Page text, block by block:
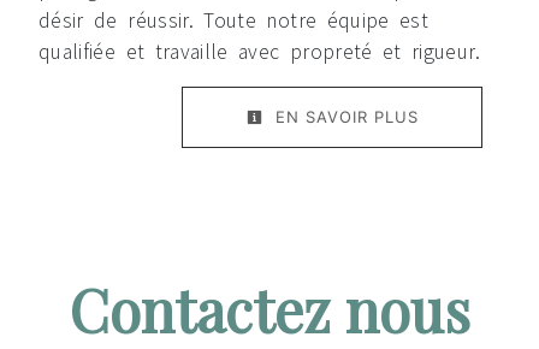
désir de réussir. Toute notre équipe est
qualifiée et travaille avec propreté et rigueur.
EN SAVOIR PLUS
Contactez nous